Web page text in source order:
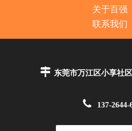
关于百强
联系我们
 东莞市万江区小享社
 137-2644-